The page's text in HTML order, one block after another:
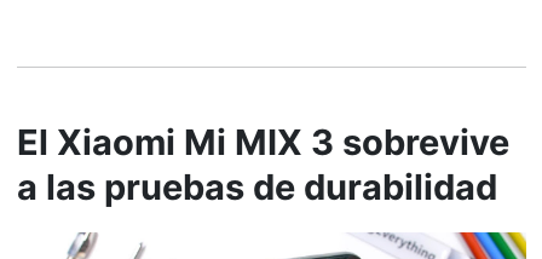
El Xiaomi Mi MIX 3 sobrevive
a las pruebas de durabilidad